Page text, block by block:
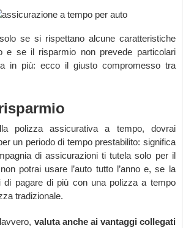
se si rispettano alcune caratteristiche
e se il risparmio non prevede particolari
in più: ecco il giusto compromesso tra
polizza assicurativa a tempo, dovrai
un periodo di tempo prestabilito: significa
di assicurazioni ti tutela solo per il
potrai usare l’auto tutto l’anno e, se la
di pagare di più con una polizza a tempo
tradizionale.
valuta anche ai vantaggi collegati